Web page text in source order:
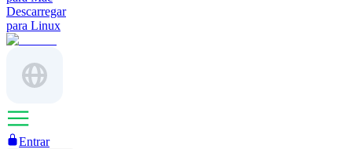
Descarregar
para Linux
Entrar